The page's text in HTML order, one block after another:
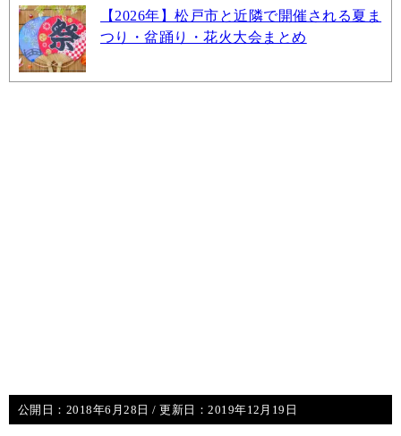
【2026年】松戸市と近隣で開催される夏ま
つり・盆踊り・花火大会まとめ
公開日： 2018年6月28日 / 更新日：2019年12月19日